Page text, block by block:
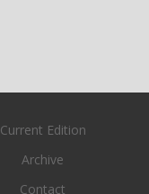
Current Edition
Archive
Contact